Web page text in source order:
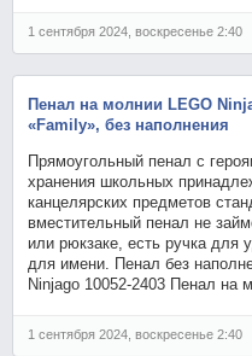
1 сентября 2024, воскресенье 2:40
Пенал на молнии LEGO
«Family», без наполнения
Прямоугольный пенал с
хранения школьных
канцелярских предметов
вместительный пенал не
или рюкзаке, есть ручка для
для имени. Пенал без
Ninjago 10052-2403 Пенал на
1 сентября 2024, воскресенье 2:40